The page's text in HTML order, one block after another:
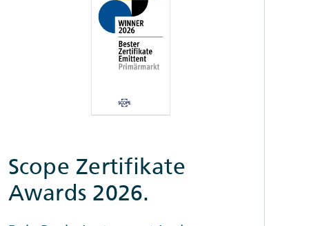
Scope Zertifikate
Awards 2026.